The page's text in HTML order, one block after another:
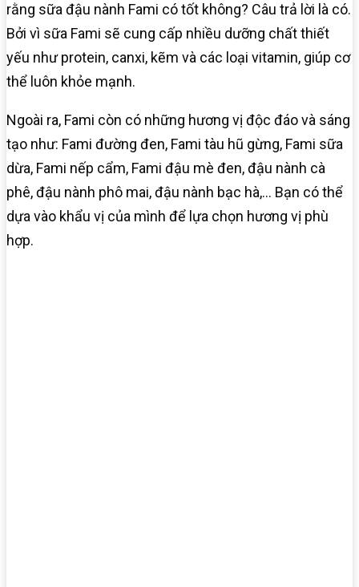
rằng sữa đậu nành Fami có tốt không? Câu trả lời là có.
Bởi vì sữa Fami sẽ cung cấp nhiều dưỡng chất thiết
yếu như protein, canxi, kẽm và các loại vitamin, giúp cơ
thể luôn khỏe mạnh.
Ngoài ra, Fami còn có những hương vị độc đáo và sáng
tạo như: Fami đường đen, Fami tàu hũ gừng, Fami sữa
dừa, Fami nếp cẩm, Fami đậu mè đen, đậu nành cà
phê, đậu nành phô mai, đậu nành bạc hà,… Bạn có thể
dựa vào khẩu vị của mình để lựa chọn hương vị phù
hợp.